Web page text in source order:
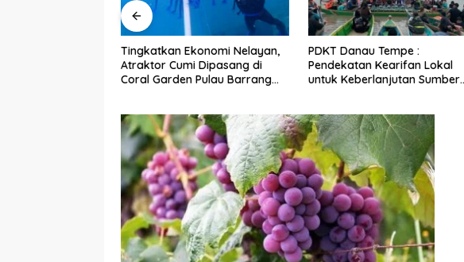
PDKT Danau Tempe :
Pendekatan Kearifan Lokal
untuk Keberlanjutan Sumber
Cara Mengatasi Penyakit PMK
pada Sapi Perah Secara Alami
dan Medis